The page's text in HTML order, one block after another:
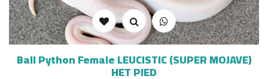
Ball Python Female LEUCISTIC (SUPER MOJAVE)
HET PIED